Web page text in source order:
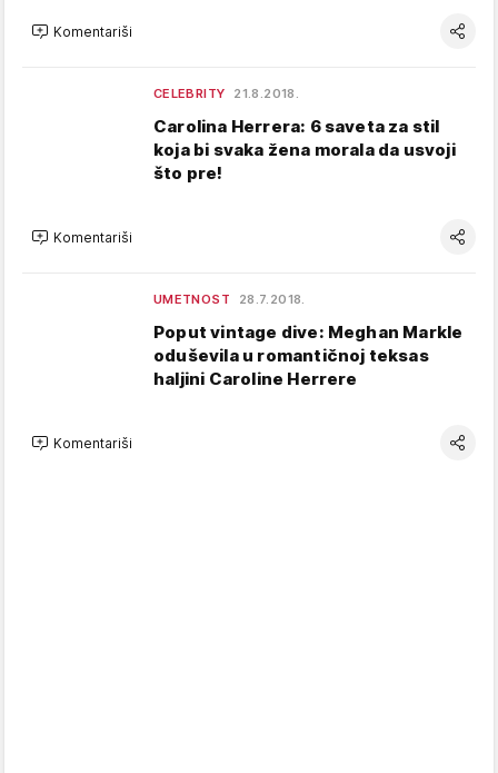
Komentariši
CELEBRITY 21.8.2018.
Carolina Herrera: 6 saveta za stil
koja bi svaka žena morala da usvoji
što pre!
Komentariši
UMETNOST 28.7.2018.
Poput vintage dive: Meghan Markle
oduševila u romantičnoj teksas
haljini Caroline Herrere
Komentariši